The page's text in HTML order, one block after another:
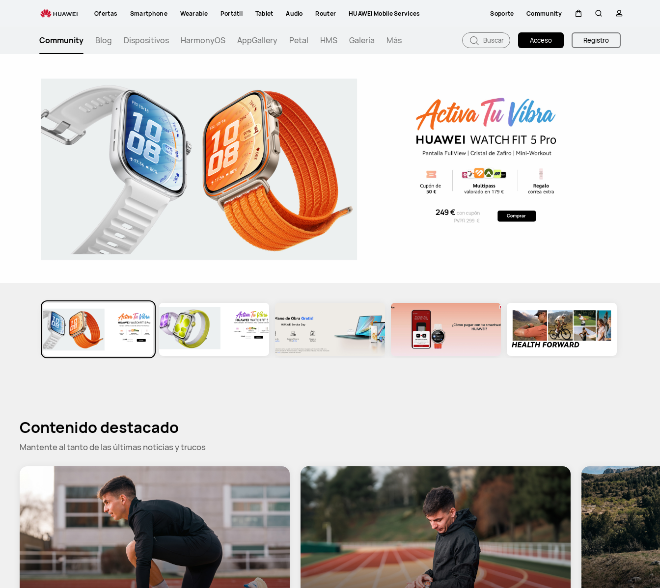
Community
Ofertas Smartphone Wearable Portátil Tablet Audio Router HUAWEI Mobile Services Soporte Community
Community
Blog Dispositivos HarmonyOS AppGallery Petal HMS Galería Más Buscar Acceso Registro
Contenido destacado
Mantente al tanto de las últimas noticias y trucos